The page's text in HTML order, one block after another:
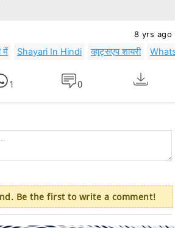
8 yrs ago
में Shayari In Hindi व्हाट्सएप शायरी
1 0
Be the first to write a comment!